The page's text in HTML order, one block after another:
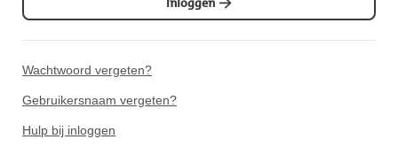
Wachtwoord vergeten?
Gebruikersnaam vergeten?
Hulp bij inloggen